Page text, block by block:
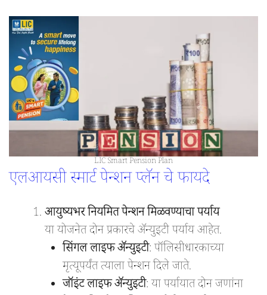
LIC Smart Pension Plan
एलआयसी स्मार्ट पेन्शन प्लॅन चे फायदे
आयुष्यभर नियमित पेन्शन मिळवण्याचा पर्याय
या योजनेत दोन प्रकारचे अ‍ॅन्युइटी पर्याय आहेत.
सिंगल लाइफ अ‍ॅन्युइटी: पॉलिसीधारकाच्या
मृत्यूपर्यंत त्याला पेन्शन दिले जाते.
जॉइंट लाइफ अ‍ॅन्युइटी: या पर्यायात दोन जणांना